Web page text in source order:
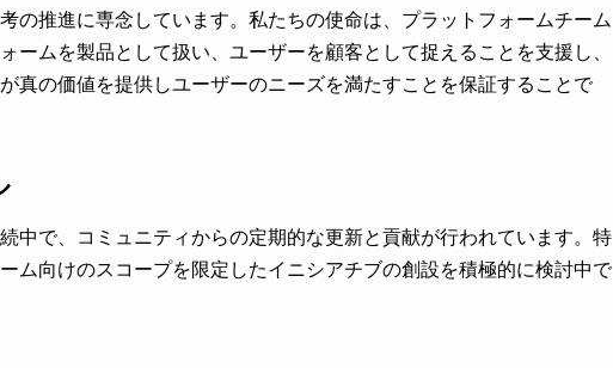
の推進に専念しています。私たちの使命は、プラットフォームチーム
ームを製品として扱い、ユーザーを顧客として捉えることを支援し、
真の価値を提供しユーザーのニーズを満たすことを保証することで
中で、コミュニティからの定期的な更新と貢献が行われています。特
ム向けのスコープを限定したイニシアチブの創設を積極的に検討中で